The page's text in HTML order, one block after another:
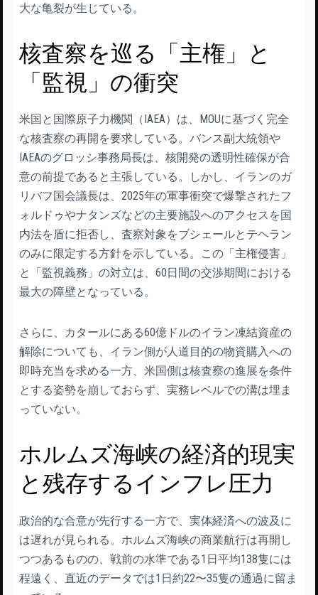
大な亀裂が生じている。
核査察を巡る「主権」と
「監視」の衝突
米国と国際原子力機関（IAEA）は、MOUに基づく完全
な核査察の再開を要求している。バンス副大統領や
IAEAのグロッシ事務局長は、核開発の透明性確保が合
意の前提であると主張している。しかし、イランのガ
リバフ国会議長は、2025年の軍事衝突で爆撃されたフ
ォルドゥやナタンズなどの主要施設へのアクセスを国
内法を盾に拒否し、査察対象をブシェールとテヘラン
のみに限定する方針を示している。この「主権侵害」
と「監視義務」の対立は、60日間の交渉期間における
最大の障壁となっている。
さらに、カタールにある60億ドルのイラン凍結資産の
解除についても、イラン側が人道目的の物資購入への
即時充当を求める一方、米国側は核査察の進展を条件
とする姿勢を崩しておらず、実務レベルでの溝は埋ま
っていない。
ホルムズ海峡の経済的現実
と残存するインフレ圧力
政治的な合意が先行する一方で、実体経済への波及に
は遅れが見られる。ホルムズ海峡の商業航行は再開し
つつあるものの、戦前の水準である1日平均138隻には
程遠く、直近のデータでは1日約22〜35隻の通過に留ま